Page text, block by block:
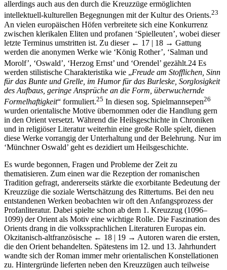
intellektuell-kulturellen Begegnungen mit der Kultur des Orients.
An vielen europäischen Höfen verbreitete sich eine Konkurrenz
zwischen klerikalen Eliten und profanen ‘Spielleuten’, wobei dieser
letzte Terminus umstritten ist. Zu dieser← 17 |18 →Gattung
werden die anonymen Werke wie ‘König Rother’, ‘Salman und
Morolf’, ‘Oswald’, ‘Herzog Ernst’ und ‘Orendel’ gezählt.24Es
werden stilistische Charakteristika wie „Freude am Stofflichen, Sinn
für das Bunte und Grelle, im Humor für das Burleske, Sorglosigkeit
des Aufbaus, geringe Ansprüche an die Form, überwuchernde
Formelhaftigkeit“ formuliert.25In diesen sog. Spielmannsepen26
wurden orientalische Motive übernommen oder die Handlung gern
in den Orient versetzt. Während die Heilsgeschichte in Chroniken
und in religiöser Literatur weiterhin eine große Rolle spielt, dienen
diese Werke vorrangig der Unterhaltung und der Belehrung. Nur im
‘Münchner Oswald’ geht es dezidiert um Heilsgeschichte.
thematisieren. Zum einen war die Rezeption der romanischen
Tradition gefragt, andererseits stärkte die exorbitante Bedeutung der
Kreuzzüge die soziale Wertschätzung des Rittertums. Bei den neu
entstandenen Werken beobachten wir oft den Anfangsprozess der
Profanliteratur. Dabei spielte schon ab dem 1. Kreuzzug (1096–
1099) der Orient als Motiv eine wichtige Rolle. Die Faszination des
Orients drang in die volkssprachlichen Literaturen Europas ein.
Okzitanisch-altfranzösische← 18 |19 →Autoren waren die ersten,
die den Orient behandelten. Spätestens im 12. und 13. Jahrhundert
wandte sich der Roman immer mehr orientalischen Konstellationen
zu. Hintergründe lieferten neben den Kreuzzügen auch teilweise
exotisch-fabulös erdachte Gefilde, teilweise „geglaubte